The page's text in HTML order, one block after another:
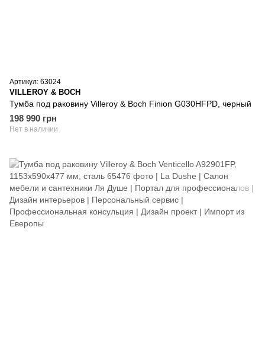
Артикул: 63024
VILLEROY & BOCH
Тумба под раковину Villeroy & Boch Finion G030HFPD, черный
198 990 грн
Нет в наличии